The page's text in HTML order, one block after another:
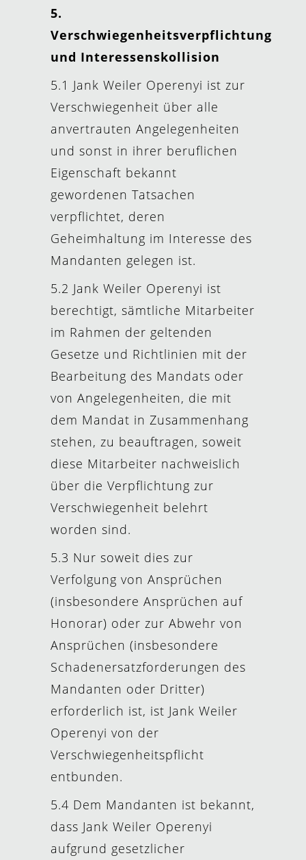
5.
Verschwiegenheitsverpflichtung
und Interessenskollision
5.1 Jank Weiler Operenyi ist zur
Verschwiegenheit über alle
anvertrauten Angelegenheiten
und sonst in ihrer beruflichen
Eigenschaft bekannt
gewordenen Tatsachen
verpflichtet, deren
Geheimhaltung im Interesse des
Mandanten gelegen ist.
5.2 Jank Weiler Operenyi ist
berechtigt, sämtliche Mitarbeiter
im Rahmen der geltenden
Gesetze und Richtlinien mit der
Bearbeitung des Mandats oder
von Angelegenheiten, die mit
dem Mandat in Zusammenhang
stehen, zu beauftragen, soweit
diese Mitarbeiter nachweislich
über die Verpflichtung zur
Verschwiegenheit belehrt
worden sind.
5.3 Nur soweit dies zur
Verfolgung von Ansprüchen
(insbesondere Ansprüchen auf
Honorar) oder zur Abwehr von
Ansprüchen (insbesondere
Schadenersatzforderungen des
Mandanten oder Dritter)
erforderlich ist, ist Jank Weiler
Operenyi von der
Verschwiegenheitspflicht
entbunden.
5.4 Dem Mandanten ist bekannt,
dass Jank Weiler Operenyi
aufgrund gesetzlicher